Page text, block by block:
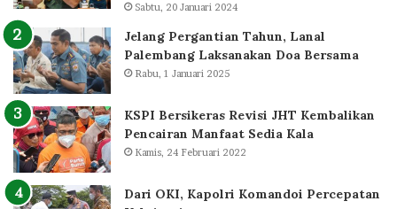
Sabtu, 20 Januari 2024
Jelang Pergantian Tahun, Lanal
Palembang Laksanakan Doa Bersama
Rabu, 1 Januari 2025
KSPI Bersikeras Revisi JHT Kembalikan
Pencairan Manfaat Sedia Kala
Kamis, 24 Februari 2022
Dari OKI, Kapolri Komandoi Percepatan